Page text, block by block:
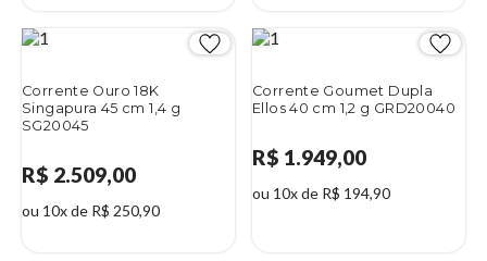
Corrente Ouro 18K
Singapura 45 cm 1,4 g
SG20045
R$ 2.509,00
ou 10x de R$ 250,90
Corrente Goumet Dupla
Ellos 40 cm 1,2 g GRD20040
R$ 1.949,00
ou 10x de R$ 194,90